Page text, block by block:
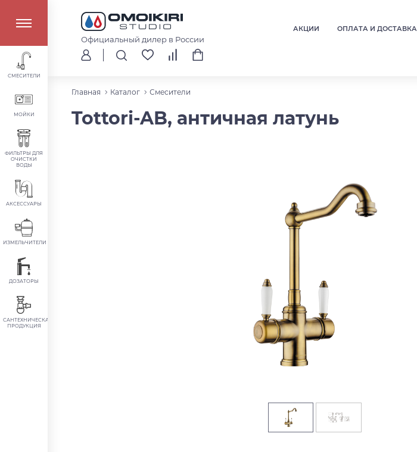
Официальный дилер в России
АКЦИИ ОПЛАТА И ДОСТАВКА
СМЕСИТЕЛИ
МОЙКИ
ФИЛЬТРЫ ДЛЯ
ОЧИСТКИ
ВОДЫ
АКСЕССУАРЫ
ИЗМЕЛЬЧИТЕЛИ
ДОЗАТОРЫ
САНТЕХНИЧЕСКАЯ
ПРОДУКЦИЯ
Главная Каталог Смесители
Tottori-AB, античная латунь